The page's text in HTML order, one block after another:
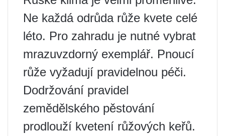
Ne každá odrůda růže kvete celé
léto. Pro zahradu je nutné vybrat
mrazuvzdorný exemplář. Pnoucí
růže vyžadují pravidelnou péči.
Dodržování pravidel
zemědělského pěstování
prodlouží kvetení růžových keřů.